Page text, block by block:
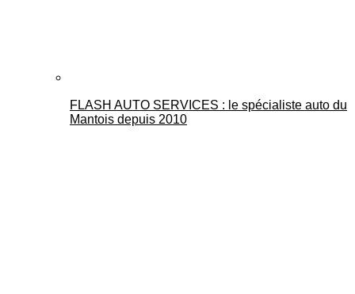
FLASH AUTO SERVICES : le spécialiste auto du
Mantois depuis 2010